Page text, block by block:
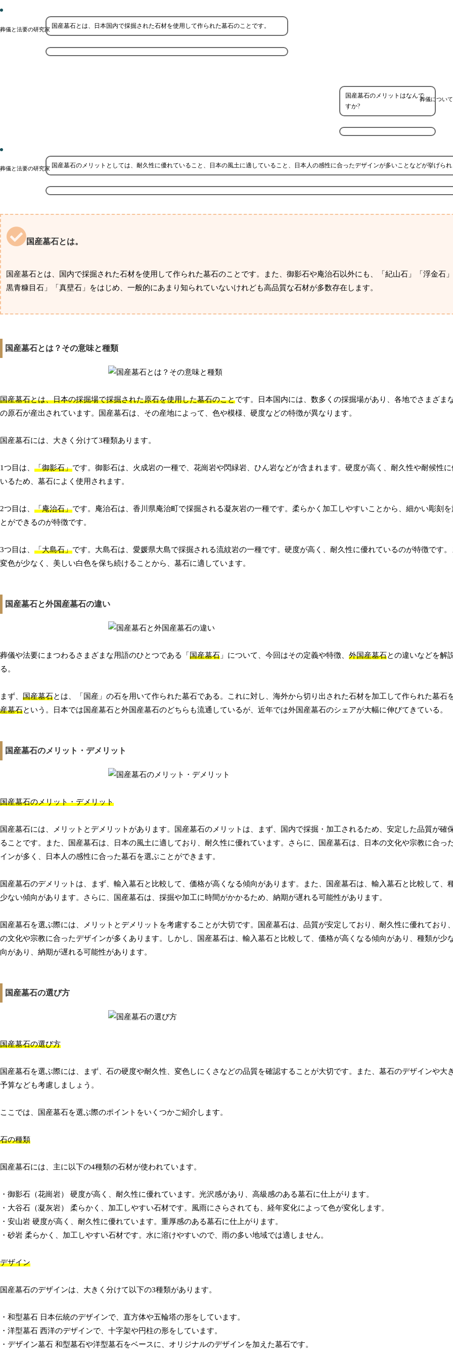
葬儀と法要の研究家 国産墓石とは、日本国内で採掘された石材を使用して作られた墓石のことです。
葬儀につい
国産墓石のメリットはなんで
すか?
葬儀と法要の研究家 国産墓石のメリットとしては、耐久性に優れていること、日本の風土に適していること、日本人の感性に合ったデザインが多いことなどが挙げられ
国産墓石とは。
国産墓石とは、国内で採掘された石材を使用して作られた墓石のことです。また、御影石や庵治石以外にも、「紀山石」「浮金石
黒青糠目石」「真壁石」をはじめ、一般的にあまり知られていないけれども高品質な石材が多数存在します。
国産墓石とは？その意味と種類
国産墓石とは、日本の採掘場で採掘された原石を使用した墓石のことです。日本国内には、数多くの採掘場があり、各地でさまざま
の原石が産出されています。国産墓石は、その産地によって、色や模様、硬度などの特徴が異なります。
国産墓石には、大きく分けて3種類あります。
1つ目は、 「御影石」です。御影石は、火成岩の一種で、花崗岩や閃緑岩、ひん岩などが含まれます。硬度が高く、耐久性や耐候性に
いるため、墓石によく使用されます。
2つ目は、 「庵治石」です。庵治石は、香川県庵治町で採掘される凝灰岩の一種です。柔らかく加工しやすいことから、細かい彫刻を
とができるのが特徴です。
3つ目は、 「大島石」です。大島石は、愛媛県大島で採掘される流紋岩の一種です。硬度が高く、耐久性に優れているのが特徴です。
変色が少なく、美しい白色を保ち続けることから、墓石に適しています。
国産墓石と外国産墓石の違い
葬儀や法要にまつわるさまざまな用語のひとつである「 国産墓石 」について、今回はその定義や特徴、 外国産墓石との違いなどを解
る。
まず、 国産墓石とは、「国産」の石を用いて作られた墓石である。これに対し、海外から切り出された石材を加工して作られた墓石
産墓石という。日本では国産墓石と外国産墓石のどちらも流通しているが、近年では外国産墓石のシェアが大幅に伸びてきている。
国産墓石のメリット・デメリット
国産墓石のメリット・デメリット
国産墓石には、メリットとデメリットがあります。国産墓石のメリットは、まず、国内で採掘・加工されるため、安定した品質が確
ることです。また、国産墓石は、日本の風土に適しており、耐久性に優れています。さらに、国産墓石は、日本の文化や宗教に合っ
インが多く、日本人の感性に合った墓石を選ぶことができます。
国産墓石のデメリットは、まず、輸入墓石と比較して、価格が高くなる傾向があります。また、国産墓石は、輸入墓石と比較して、
少ない傾向があります。さらに、国産墓石は、採掘や加工に時間がかかるため、納期が遅れる可能性があります。
国産墓石を選ぶ際には、メリットとデメリットを考慮することが大切です。国産墓石は、品質が安定しており、耐久性に優れており
の文化や宗教に合ったデザインが多くあります。しかし、国産墓石は、輸入墓石と比較して、価格が高くなる傾向があり、種類が少
向があり、納期が遅れる可能性があります。
国産墓石の選び方
国産墓石の選び方
国産墓石を選ぶ際には、まず、石の硬度や耐久性、変色しにくさなどの品質を確認することが大切です。また、墓石のデザインや大き
予算なども考慮しましょう。
ここでは、国産墓石を選ぶ際のポイントをいくつかご紹介します。
石の種類
国産墓石には、主に以下の4種類の石材が使われています。
・御影石（花崗岩） 硬度が高く、耐久性に優れています。光沢感があり、高級感のある墓石に仕上がります。
・大谷石（凝灰岩） 柔らかく、加工しやすい石材です。風雨にさらされても、経年変化によって色が変化します。
・安山岩 硬度が高く、耐久性に優れています。重厚感のある墓石に仕上がります。
・砂岩 柔らかく、加工しやすい石材です。水に溶けやすいので、雨の多い地域では適しません。
デザイン
国産墓石のデザインは、大きく分けて以下の3種類があります。
・和型墓石 日本伝統のデザインで、直方体や五輪塔の形をしています。
・洋型墓石 西洋のデザインで、十字架や円柱の形をしています。
・デザイン墓石 和型墓石や洋型墓石をベースに、オリジナルのデザインを加えた墓石です。